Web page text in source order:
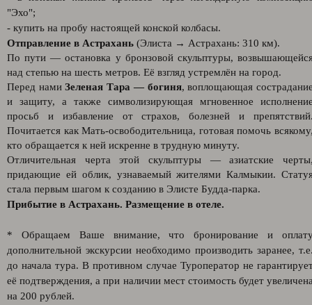
"Эхо";
- купить на пробу настоящей конской колбасы.
Отправление в Астрахань (Элиста → Астрахань: 310 км).
По пути — остановка у бронзовой скульптуры,
над степью на шесть метров. Её взгляд устремлён на город.
Перед намиЗеленая Тара — богиня, воплощающая
и защиту, а также символизирующая мгновенное
просьб и избавление от страхов, болезней и
Почитается как Мать-освободительница, готовая помочь
кто обращается к ней искренне в трудную минуту.
Отличительная черта этой скульптуры — азиатские
придающие ей облик, узнаваемый жителями Калмыкии.
стала первым шагом к созданию в Элисте Будда-парка.
Прибытие в Астрахань. Размещение в отеле.
* Обращаем Ваше внимание, что бронирование и
дополнительной экскурсии необходимо производить заранее,
до начала тура. В противном случае Туроператор не
её подтверждения, а при наличии мест стоимость будет
на 200 рублей.